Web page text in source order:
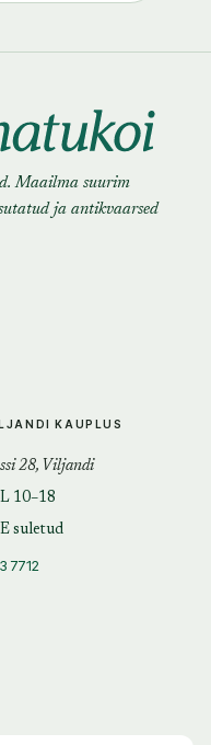
Maailma suurim
ja antikvaarsed
KAUPLUS
28, Viljandi
10–18
suletud
7712